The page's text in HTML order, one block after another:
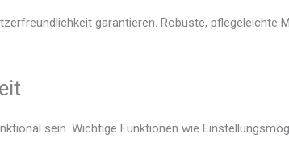
garantieren. Robuste, pflegeleichte
sein. Wichtige Funktionen wie